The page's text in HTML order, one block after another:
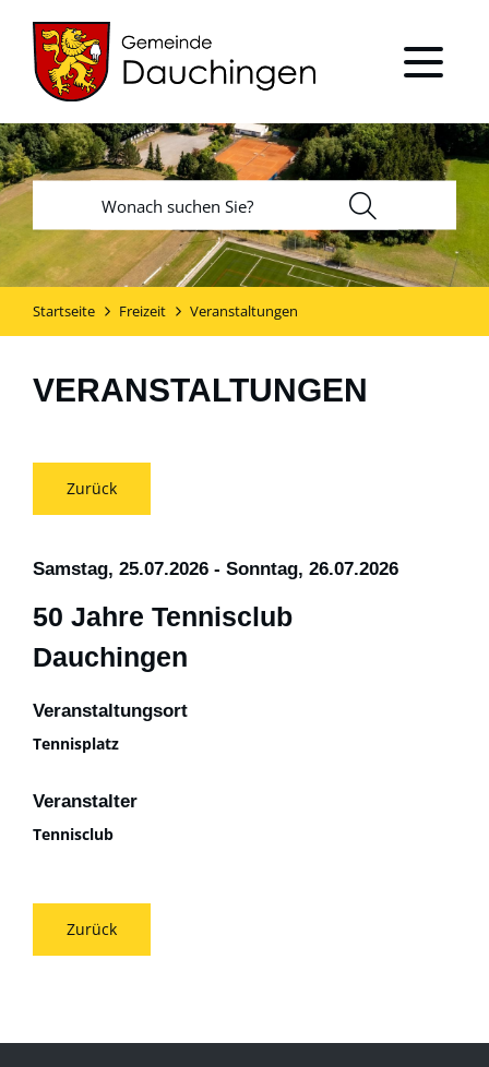
Startseite Freizeit Veranstaltungen
VERANSTALTUNGEN
Zurück
Samstag, 25.07.2026 - Sonntag, 26.07.2026
50 Jahre Tennisclub
Dauchingen
Veranstaltungsort
Tennisplatz
Veranstalter
Tennisclub
Zurück